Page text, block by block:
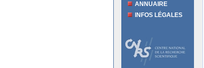
ANNUAIRE
INFOS LÉGALES